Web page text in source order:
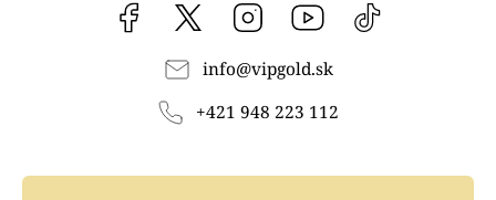
Facebook vipgoldsk Instagram YouTube
info@vipgold.sk
+421 948 223 112